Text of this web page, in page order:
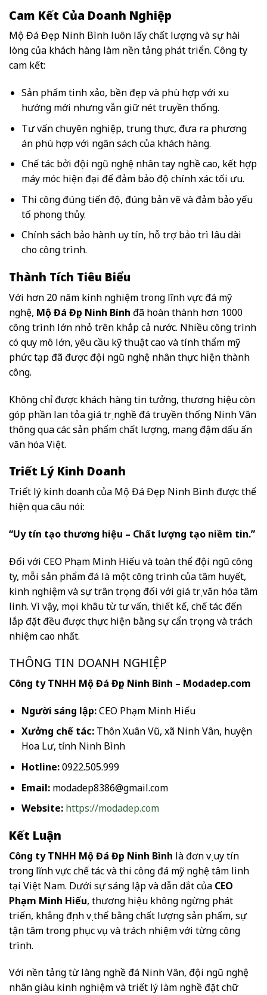
Cam Kết Của Doanh Nghiệp
Mộ Đá Đẹp Ninh Bình luôn lấy chất lượng và sự hài
lòng của khách hàng làm nền tảng phát triển. Công ty
cam kết:
Sản phẩm tinh xảo, bền đẹp và phù hợp với xu
hướng mới nhưng vẫn giữ nét truyền thống.
Tư vấn chuyên nghiệp, trung thực, đưa ra phương
án phù hợp với ngân sách của khách hàng.
Chế tác bởi đội ngũ nghệ nhân tay nghề cao, kết hợp
máy móc hiện đại để đảm bảo độ chính xác tối ưu.
Thi công đúng tiến độ, đúng bản vẽ và đảm bảo yếu
tố phong thủy.
Chính sách bảo hành uy tín, hỗ trợ bảo trì lâu dài
cho công trình.
Thành Tích Tiêu Biểu
Với hơn 20 năm kinh nghiệm trong lĩnh vực đá mỹ
nghệ, Mộ Đá Đẹp Ninh Bình đã hoàn thành hơn 1000
công trình lớn nhỏ trên khắp cả nước. Nhiều công trình
có quy mô lớn, yêu cầu kỹ thuật cao và tính thẩm mỹ
phức tạp đã được đội ngũ nghệ nhân thực hiện thành
công.
Không chỉ được khách hàng tin tưởng, thương hiệu còn
góp phần lan tỏa giá trị nghề đá truyền thống Ninh Vân
thông qua các sản phẩm chất lượng, mang đậm dấu ấn
văn hóa Việt.
Triết Lý Kinh Doanh
Triết lý kinh doanh của Mộ Đá Đẹp Ninh Bình được thể
hiện qua câu nói:
“Uy tín tạo thương hiệu – Chất lượng tạo niềm tin.”
Đối với CEO Phạm Minh Hiếu và toàn thể đội ngũ công
ty, mỗi sản phẩm đá là một công trình của tâm huyết,
kinh nghiệm và sự trân trọng đối với giá trị văn hóa tâm
linh. Vì vậy, mọi khâu từ tư vấn, thiết kế, chế tác đến
lắp đặt đều được thực hiện bằng sự cẩn trọng và trách
nhiệm cao nhất.
THÔNG TIN DOANH NGHIỆP
Công ty TNHH Mộ Đá Đẹp Ninh Bình – Modadep.com
Người sáng lập:CEO Phạm Minh Hiếu
Xưởng chế tác:Thôn Xuân Vũ, xã Ninh Vân, huyện
Hoa Lư, tỉnh Ninh Bình
Hotline:0922.505.999
Email:modadep8386@gmail.com
Website: https://modadep.com
Kết Luận
Công ty TNHH Mộ Đá Đẹp Ninh Bình là đơn vị uy tín
trong lĩnh vực chế tác và thi công đá mỹ nghệ tâm linh
tại Việt Nam. Dưới sự sáng lập và dẫn dắt của CEO
Phạm Minh Hiếu, thương hiệu không ngừng phát
triển, khẳng định vị thế bằng chất lượng sản phẩm, sự
tận tâm trong phục vụ và trách nhiệm với từng công
trình.
Với nền tảng từ làng nghề đá Ninh Vân, đội ngũ nghệ
nhân giàu kinh nghiệm và triết lý làm nghề đặt chữ